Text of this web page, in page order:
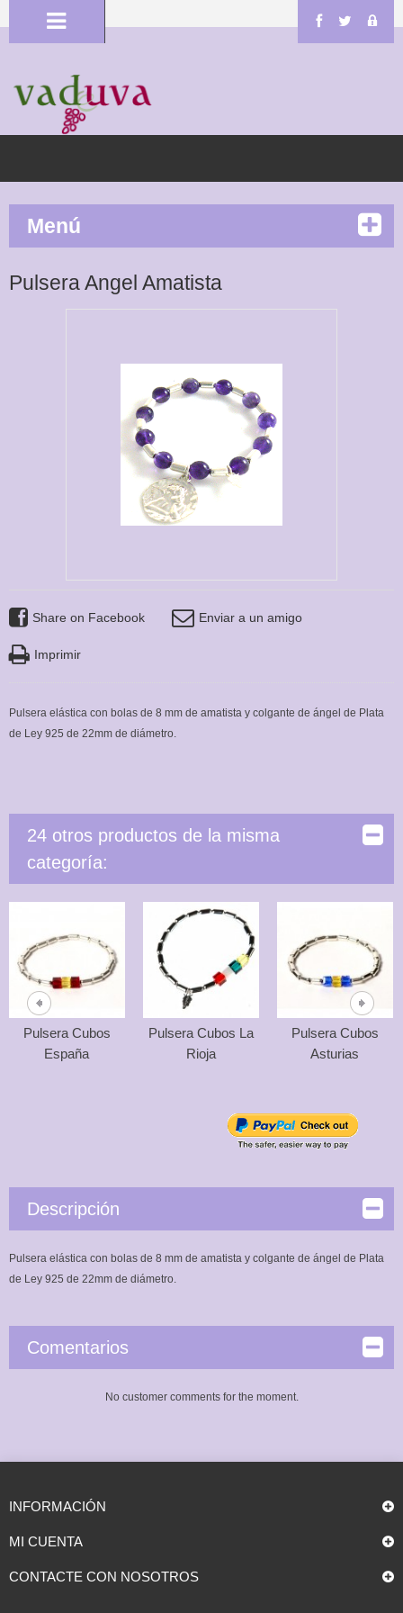
Menú
Pulsera Angel Amatista
Share on Facebook Enviar a un amigo
Imprimir
Pulsera elástica con bolas de 8 mm de amatista y colgante de ángel de Plata
de Ley 925 de 22mm de diámetro.
24 otros productos de la misma
categoría:
Pulsera Cubos
España
Pulsera Cubos La
Rioja
Pulsera Cubos
Asturias
Descripción
Pulsera elástica con bolas de 8 mm de amatista y colgante de ángel de Plata
de Ley 925 de 22mm de diámetro.
Comentarios
No customer comments for the moment.
INFORMACIÓN
MI CUENTA
CONTACTE CON NOSOTROS